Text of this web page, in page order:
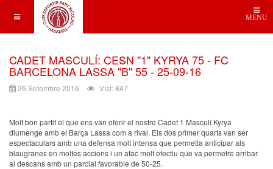
MENU
CADET MASCULÍ: CESN "1" KYRYA 75 - FC
BARCELONA LASSA "B" 55 - 25-09-16
26 Setembre 2016 Vist: 847
Molt bon partit el que ens van oferir el nostre Cadet 1 Masculí Kyrya
diumenge amb el Barça Lassa com a rival. Els dos primer quarts van ser
espectaculars amb una defensa molt intensa que permetia anticipar als
blaugranes en moltes accions i un atac molt efectiu que va permetre arribar
al descans amb un parcial favorable de 50-25.